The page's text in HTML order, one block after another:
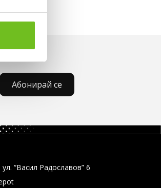
Абонирай се
“Васил Радославов” 6